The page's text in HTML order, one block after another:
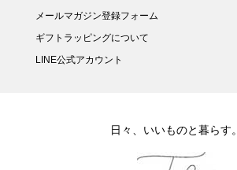
メールマガジン登録フォーム
ギフトラッピングについて
LINE公式アカウント
日々、いいものと暮らす。